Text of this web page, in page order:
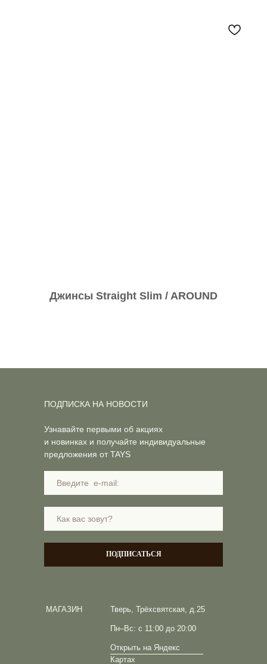
Джинсы Straight Slim / AROUND
Тверь, Трёхсвятская, д.25
Пн–Вс: с 11:00 до 20:00
Открыть на Яндекс
Картах
МАГАЗИН
Узнавайте первыми об акциях
и новинках и получайте индивидуальные
предложения от TAYS
ПОДПИСАТЬСЯ
ПОДПИСКА НА НОВОСТИ